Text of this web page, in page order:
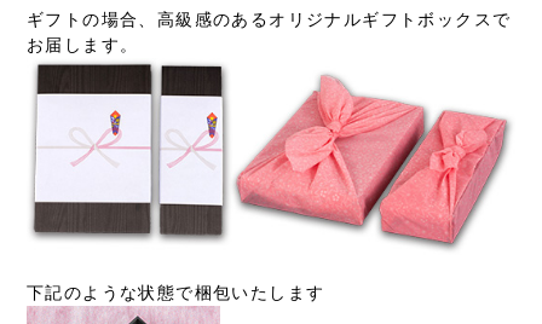
ギフトの場合、高級感のあるオリジナルギフトボックスで
お届します。
下記のような状態で梱包いたします